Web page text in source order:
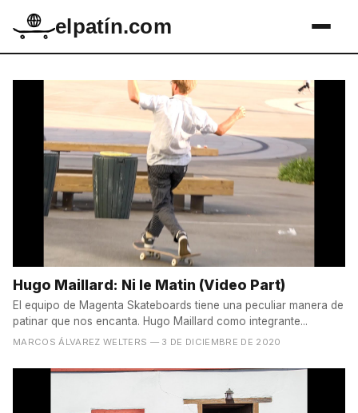
elpatín.com
Hugo Maillard: Ni le Matin (Video Part)
El equipo de Magenta Skateboards tiene una peculiar manera de
patinar que nos encanta. Hugo Maillard como integrante...
MARCOS ÁLVAREZ WELTERS — 3 DE DICIEMBRE DE 2020